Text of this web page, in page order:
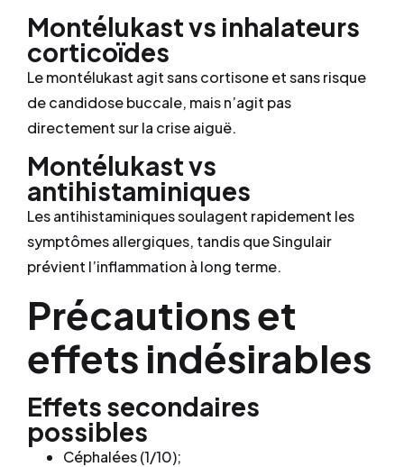
Montélukast vs inhalateurs
corticoïdes
Le montélukast agit sans cortisone et sans risque
de candidose buccale, mais n’agit pas
directement sur la crise aiguë.
Montélukast vs
antihistaminiques
Les antihistaminiques soulagent rapidement les
symptômes allergiques, tandis que Singulair
prévient l’inflammation à long terme.
Précautions et
effets indésirables
Effets secondaires
possibles
Céphalées (1/10);